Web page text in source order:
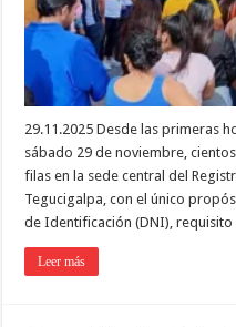
29.11.2025 Desde las primeras
sábado 29 de noviembre,
filas en la sede central del
Tegucigalpa, con el único
de Identificación (DNI),
Leer más